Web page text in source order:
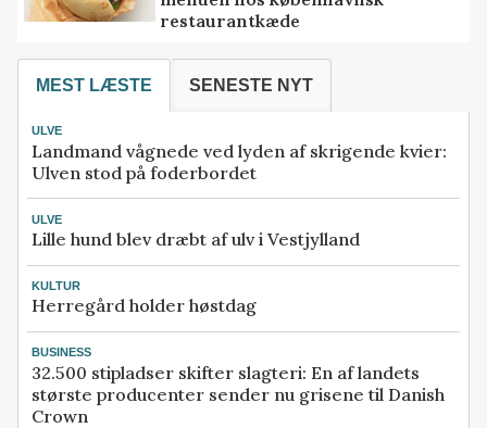
restaurantkæde
MEST LÆSTE SENESTE NYT
ULVE
Landmand vågnede ved lyden af skrigende kvier:
Ulven stod på foderbordet
ULVE
Lille hund blev dræbt af ulv i Vestjylland
KULTUR
Herregård holder høstdag
BUSINESS
32.500 stipladser skifter slagteri: En af landets
største producenter sender nu grisene til Danish
Crown